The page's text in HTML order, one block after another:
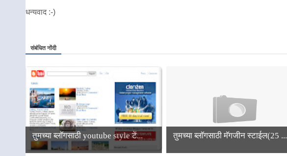
धन्यवाद :-)
संबंधित नोंदी
तुमच्या ब्लॉगसाठी youtube style टें... तुमच्या ब्लॉगसाठी मॅगजीन स्टाईल(25 ...